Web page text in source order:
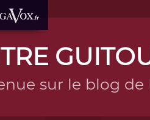
sur le blog de